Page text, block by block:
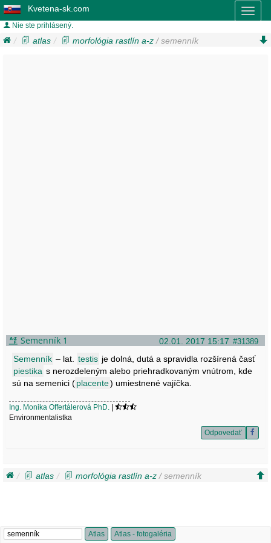
Kvetena-sk.com
Nie ste prihlásený.
atlas morfológia rastlín a-z / semenník
02.01. 2017 15:17 #31389
Semenník 1
Semenník – lat. testis je dolná, dutá a spravidla rozšírená časť
piestika s nerozdeleným alebo priehradkovaným vnútrom, kde
sú na semenici (placente) umiestnené vajíčka.
Ing. Monika Offertálerová PhD.
Environmentalistka
Odpovedať
atlas morfológia rastlín a-z/ semenník
Atlas Atlas - fotogaléria